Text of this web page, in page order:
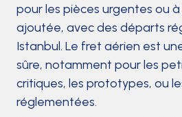
pour les pièces urgentes ou
ajoutée, avec des départs
Istanbul. Le fret aérien est
sûre, notamment pour les
critiques, les prototypes, ou
réglementées.